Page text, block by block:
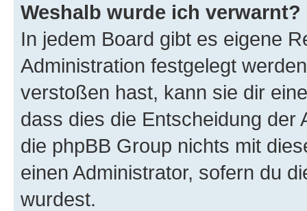
Weshalb wurde ich verwarnt?
In jedem Board gibt es eigene
Administration festgelegt
verstoßen hast, kann sie dir
dass dies die Entscheidung der
die phpBB Group nichts mit
einen Administrator, sofern du
wurdest.